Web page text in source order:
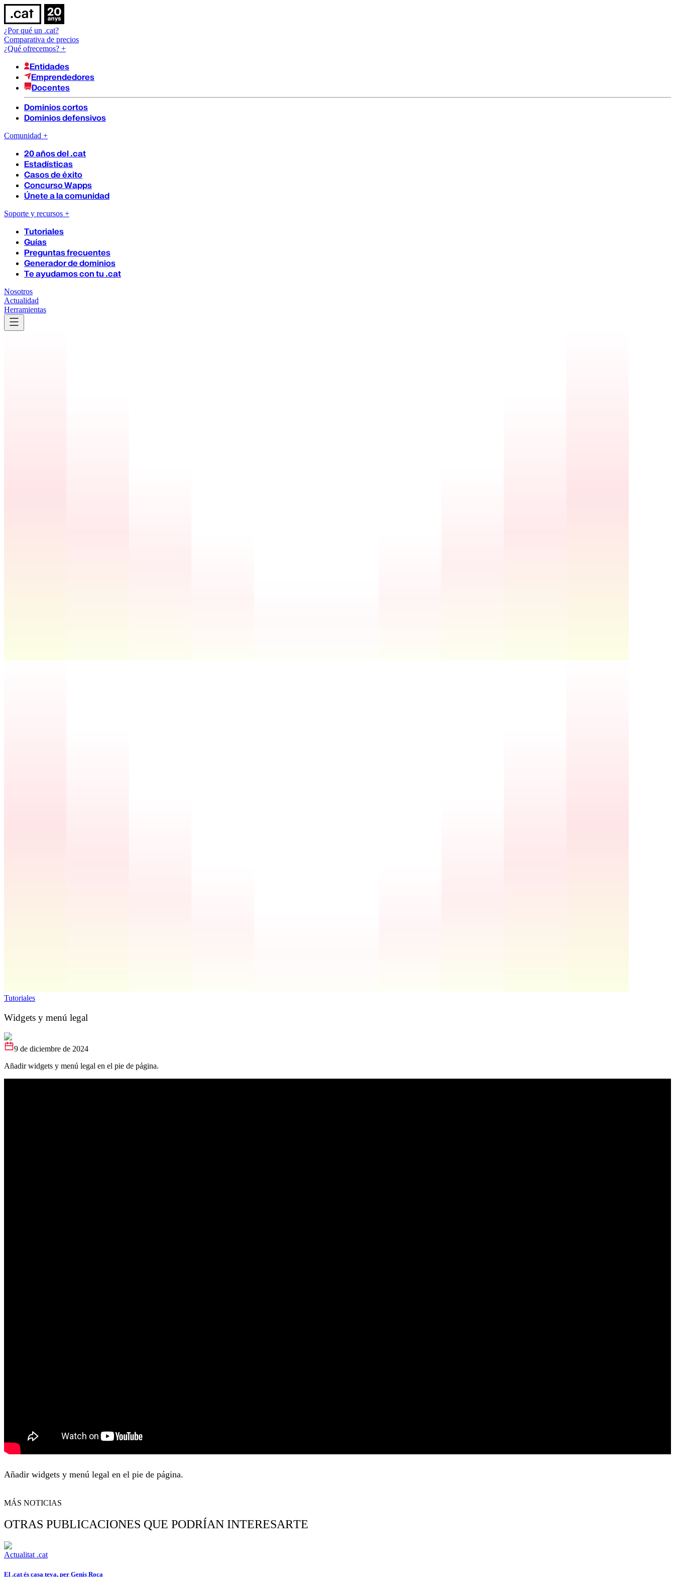
¿Por qué un .cat?
Comparativa de precios
¿Qué ofrecemos? +
Entidades
Emprendedores
Docentes
Dominios cortos
Dominios defensivos
Comunidad +
20 años del .cat
Estadísticas
Casos de éxito
Concurso Wapps
Únete a la comunidad
Soporte y recursos +
Tutoriales
Guías
Preguntas frecuentes
Generador de dominios
Te ayudamos con tu .cat
Nosotros
Actualidad
Herramientas
Tutoriales
Widgets y menú legal
9 de diciembre de 2024
Añadir widgets y menú legal en el pie de página.
Añadir widgets y menú legal en el pie de página.
MÁS NOTICIAS
OTRAS PUBLICACIONES QUE PODRÍAN INTERESARTE
Actualitat .cat
El .cat és casa teva, per Genís Roca